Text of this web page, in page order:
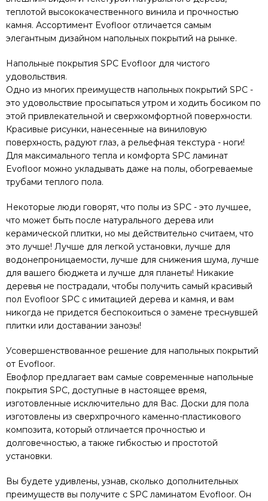
теплотой высококачественного винила и прочностью
камня. Ассортимент Evofloor отличается самым
элегантным дизайном напольных покрытий на рынке.
Напольные покрытия SPC Evofloor для чистого
удовольствия.
Одно из многих преимуществ напольных покрытий SPC -
это удовольствие просыпаться утром и ходить босиком по
этой привлекательной и сверхкомфортной поверхности.
Красивые рисунки, нанесенные на виниловую
поверхность, радуют глаз, а рельефная текстура - ноги!
Для максимального тепла и комфорта SPC ламинат
Evofloor можно укладывать даже на полы, обогреваемые
трубами теплого пола.
Некоторые люди говорят, что полы из SPC - это лучшее,
что может быть после натурального дерева или
керамической плитки, но мы действительно считаем, что
это лучше! Лучше для легкой установки, лучше для
водонепроницаемости, лучше для снижения шума, лучше
для вашего бюджета и лучше для планеты! Никакие
деревья не пострадали, чтобы получить самый красивый
пол Evofloor SPC с имитацией дерева и камня, и вам
никогда не придется беспокоиться о замене треснувшей
плитки или доставании занозы!
Усовершенствованное решение для напольных покрытий
от Evofloor.
Евофлор предлагает вам самые современные напольные
покрытия SPC, доступные в настоящее время,
изготовленные исключительно для Вас. Доски для пола
изготовлены из сверхпрочного каменно-пластикового
композита, который отличается прочностью и
долговечностью, а также гибкостью и простотой
установки.
Вы будете удивлены, узнав, сколько дополнительных
преимуществ вы получите с SPC ламинатом Evofloor. Он